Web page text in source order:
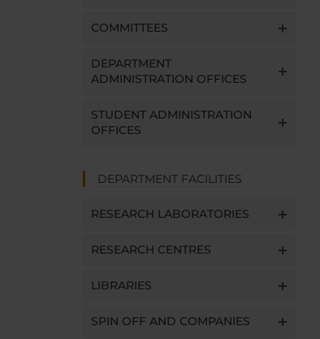
COMMITTEES
DEPARTMENT
ADMINISTRATION OFFICES
STUDENT ADMINISTRATION
OFFICES
DEPARTMENT FACILITIES
RESEARCH LABORATORIES
RESEARCH CENTRES
LIBRARIES
SPIN OFF AND COMPANIES